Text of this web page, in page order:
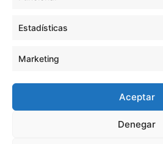
Estadísticas
Marketing
Aceptar
Denegar
Área Administrativa
Síguenos